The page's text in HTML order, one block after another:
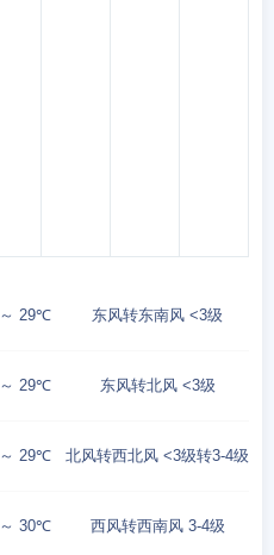
29℃ 东风转东南风 <3级
29℃ 东风转北风 <3级
29℃ 北风转西北风 <3级转3-4级
30℃ 西风转西南风 3-4级